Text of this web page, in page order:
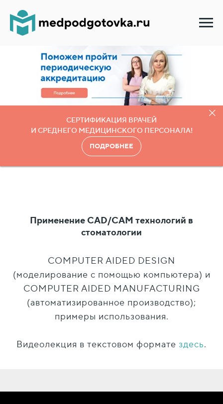
СЕРТИФИКАЦИЯ ВРАЧЕЙ
И СРЕДНЕГО МЕДИЦИНСКОГО ПЕРСОНАЛА!
ПОДРОБНЕЕ
Применение CAD/CAM технологий в
стоматологии
COMPUTER AIDED DESIGN
(моделирование с помощью компьютера) и
COMPUTER AIDED MANUFACTURING
(автоматизированное производство);
примеры использования.
Видеолекция в текстовом формате здесь.